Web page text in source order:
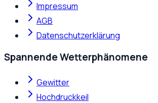
Impressum
AGB
Datenschutzerklärung
Spannende Wetterphänomene
Gewitter
Hochdruckkeil